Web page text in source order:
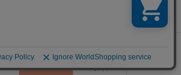
会員登録
ログイン